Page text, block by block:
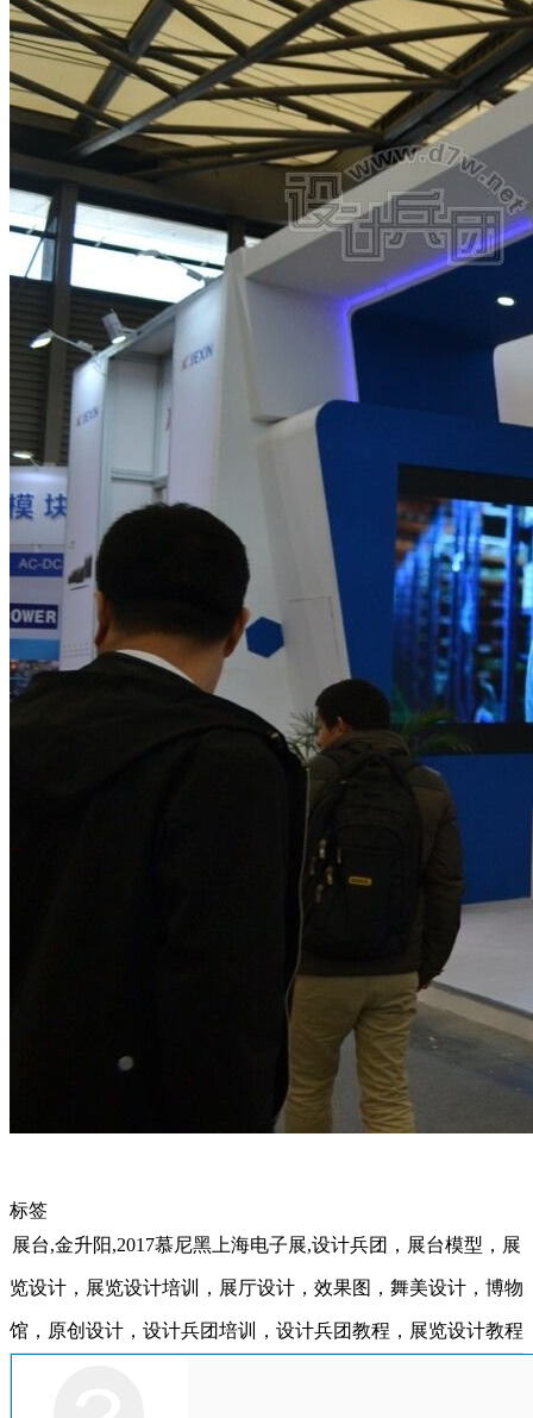
标签
展台,​金升阳,2017慕尼黑上海电子展,设计兵团，展台模型，展
览设计，展览设计培训，展厅设计，效果图，舞美设计，博物
馆，原创设计，设计兵团培训，设计兵团教程，展览设计教程